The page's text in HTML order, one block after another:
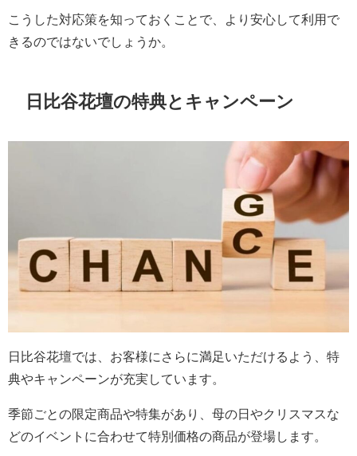
こうした対応策を知っておくことで、より安心して利用で
きるのではないでしょうか。
日比谷花壇の特典とキャンペーン
日比谷花壇では、お客様にさらに満足いただけるよう、特
典やキャンペーンが充実しています。
季節ごとの限定商品や特集があり、母の日やクリスマスな
どのイベントに合わせて特別価格の商品が登場します。